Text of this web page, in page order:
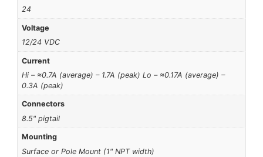
24
Voltage
12/24 VDC
Current
Hi – ≈0.7A (average) – 1.7A (peak) Lo – ≈0.17A (average) –
0.3A (peak)
Connectors
8.5" pigtail
Mounting
Surface or Pole Mount (1" NPT width)